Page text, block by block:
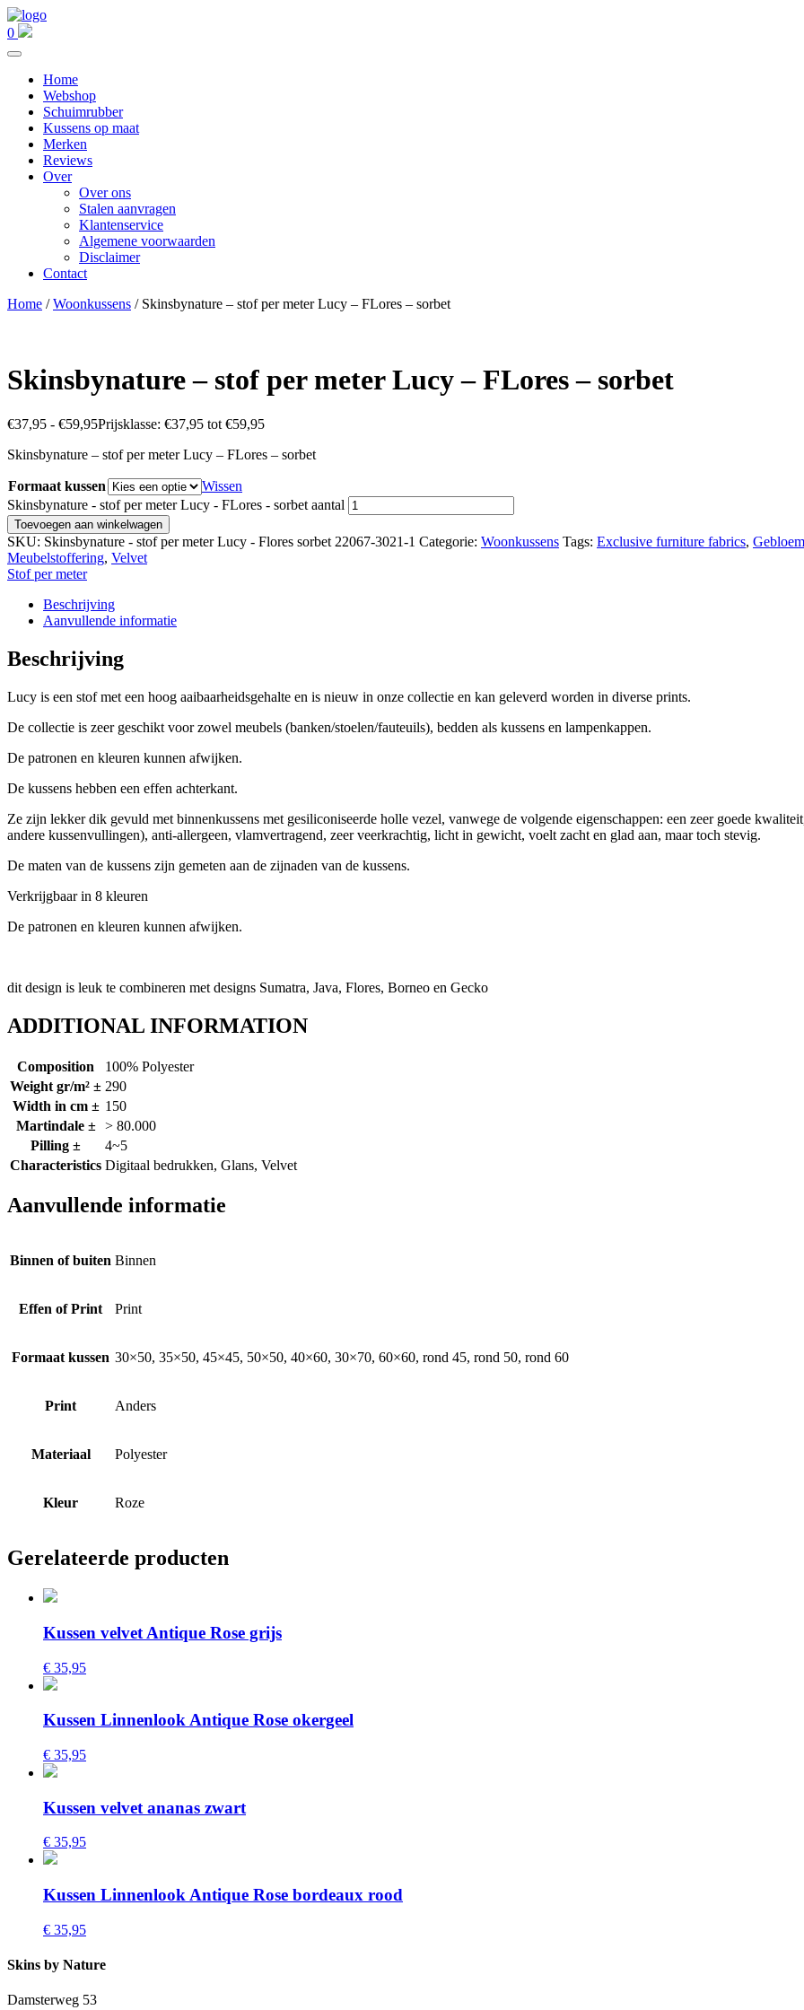
0
Home
Webshop
Schuimrubber
Kussens op maat
Merken
Reviews
Over
Over ons
Stalen aanvragen
Klantenservice
Algemene voorwaarden
Disclaimer
Contact
Home /Woonkussens / Skinsbynature – stof per meter Lucy – FLores – sorbet
Skinsbynature – stof per meter Lucy – FLores – sorbet
€37,95 - €59,95Prijsklasse: €37,95 tot €59,95
Skinsbynature – stof per meter Lucy – FLores – sorbet
Formaat kussen
Wissen
Skinsbynature - stof per meter Lucy - FLores - sorbet aantal
Toevoegen aan winkelwagen
SKU: Skinsbynature - stof per meter Lucy - Flores sorbet 22067-3021-1 Categorie: Woonkussens Tags: Exclusive furniture fabrics,
Meubelstoffering, Velvet
Stof per meter
Beschrijving
Aanvullende informatie
Beschrijving
Lucy is een stof met een hoog aaibaarheidsgehalte en is nieuw in onze collectie en kan geleverd worden in diverse prints.
De collectie is zeer geschikt voor zowel meubels (banken/stoelen/fauteuils), bedden als kussens en lampenkappen.
De patronen en kleuren kunnen afwijken.
De kussens hebben een effen achterkant.
Ze zijn lekker dik gevuld met binnenkussens met gesiliconiseerde holle vezel, vanwege de volgende eigenschappen: een zeer goede
andere kussenvullingen), anti-allergeen, vlamvertragend, zeer veerkrachtig, licht in gewicht, voelt zacht en glad aan, maar toch stevig.
De maten van de kussens zijn gemeten aan de zijnaden van de kussens.
Verkrijgbaar in 8 kleuren
De patronen en kleuren kunnen afwijken.
dit design is leuk te combineren met designs Sumatra, Java, Flores, Borneo en Gecko
ADDITIONAL INFORMATION
Composition
100% Polyester
Weight gr/m² ± 290
Width in cm ± 150
Martindale ±
> 80.000
Pilling ±
4~5
Characteristics Digitaal bedrukken, Glans, Velvet
Aanvullende informatie
Binnen of buiten Binnen
Effen of Print Print
Formaat kussen 30×50, 35×50, 45×45, 50×50, 40×60, 30×70, 60×60, rond 45, rond 50, rond 60
Print Anders
Materiaal Polyester
Kleur Roze
Gerelateerde producten
Kussen velvet Antique Rose grijs
€ 35,95
Kussen Linnenlook Antique Rose okergeel
€ 35,95
Kussen velvet ananas zwart
€ 35,95
Kussen Linnenlook Antique Rose bordeaux rood
€ 35,95
Skins by Nature
Damsterweg 53